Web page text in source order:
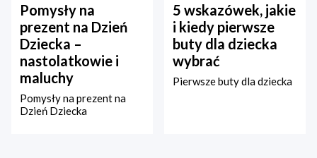
Pomysły na
prezent na Dzień
Dziecka –
nastolatkowie i
maluchy
Pomysły na prezent na
Dzień Dziecka
5 wskazówek, jakie
i kiedy pierwsze
buty dla dziecka
wybrać
Pierwsze buty dla dziecka